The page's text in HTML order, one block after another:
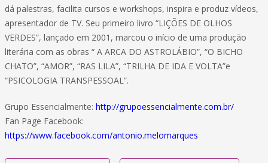
dá palestras, facilita cursos e workshops, inspira e produz vídeos,
apresentador de TV. Seu primeiro livro “LIÇÕES DE OLHOS
VERDES”, lançado em 2001, marcou o início de uma produção
literária com as obras “ A ARCA DO ASTROLÁBIO”, “O BICHO
CHATO”, “AMOR”, “RAS LILA”, “TRILHA DE IDA E VOLTA”e
“PSICOLOGIA TRANSPESSOAL”.
Grupo Essencialmente: http://grupoessencialmente.com.br/
Fan Page Facebook:
https://www.facebook.com/antonio.melomarques